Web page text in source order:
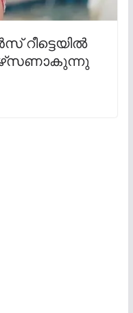
റീട്ടെയിൽ